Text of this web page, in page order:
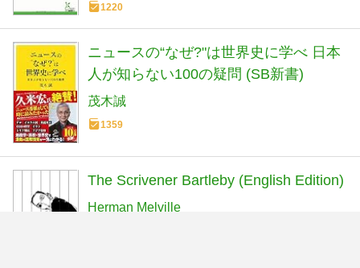
1220
ニュースの“なぜ?"は世界史に学べ 日本
人が知らない100の疑問 (SB新書)
茂木誠
1359
The Scrivener Bartleby (English Edition)
Herman Melville